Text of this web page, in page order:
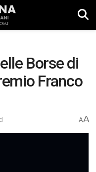
Borse di
Franco
AA